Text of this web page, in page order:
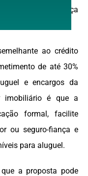
mais segurança
de inadimplência.
ao crédito
de até 30%
e encargos da
imobiliário é que a
formal, facilite
ou seguro-fiança e
para aluguel.
a proposta pode